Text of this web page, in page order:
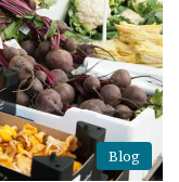
Blog